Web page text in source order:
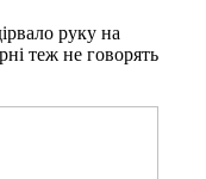
руку на
теж не говорять